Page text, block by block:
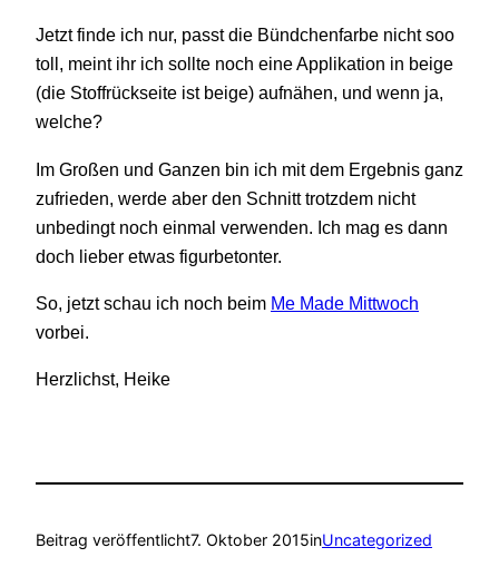
Jetzt finde ich nur, passt die Bündchenfarbe nicht soo
toll, meint ihr ich sollte noch eine Applikation in beige
(die Stoffrückseite ist beige) aufnähen, und wenn ja,
welche?
Im Großen und Ganzen bin ich mit dem Ergebnis ganz
zufrieden, werde aber den Schnitt trotzdem nicht
unbedingt noch einmal verwenden. Ich mag es dann
doch lieber etwas figurbetonter.
So, jetzt schau ich noch beim Me Made Mittwoch
vorbei.
Herzlichst, Heike
Beitrag veröffentlicht7. Oktober 2015inUncategorized